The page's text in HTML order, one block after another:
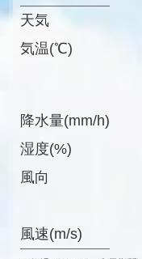
天気
気温(℃)
降水量(mm/h)
湿度(%)
風向
風速(m/s)